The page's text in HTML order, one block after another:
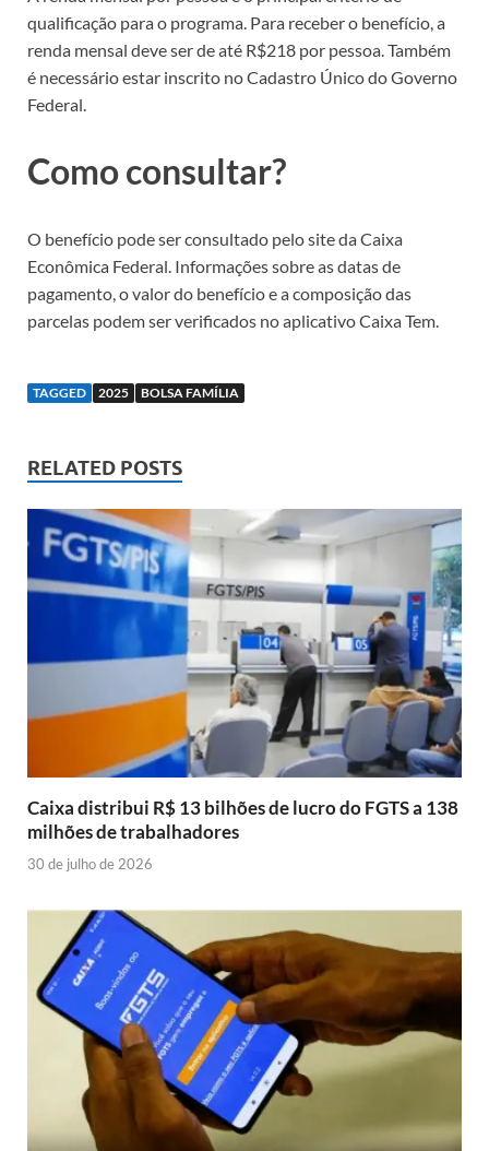
qualificação para o programa. Para receber o benefício, a
renda mensal deve ser de até R$218 por pessoa. Também
é necessário estar inscrito no Cadastro Único do Governo
Federal.
Como consultar?
O benefício pode ser consultado pelo site da Caixa
Econômica Federal. Informações sobre as datas de
pagamento, o valor do benefício e a composição das
parcelas podem ser verificados no aplicativo Caixa Tem.
TAGGED 2025 BOLSA FAMÍLIA
RELATED POSTS
Caixa distribui R$ 13 bilhões de lucro do FGTS a 138
milhões de trabalhadores
30 de julho de 2026